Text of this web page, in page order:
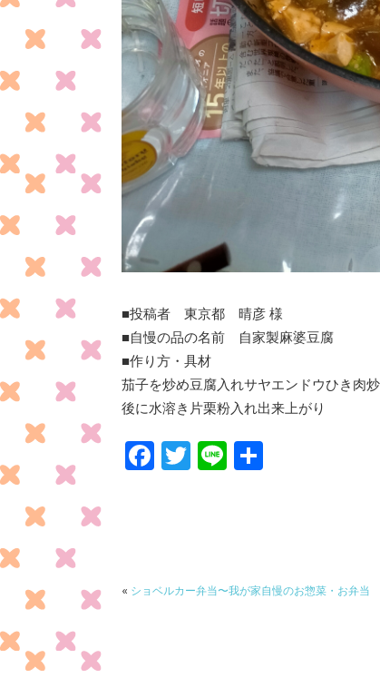
■投稿者 東京都 晴彦 様
■自慢の品の名前 自家製麻婆豆腐
■作り方・具材
茄子を炒め豆腐入れサヤエンドウひき肉
後に水溶き片栗粉入れ出来上がり
F
o
T Li
« ショベルカー弁当〜我が家自慢のお惣菜・お弁当